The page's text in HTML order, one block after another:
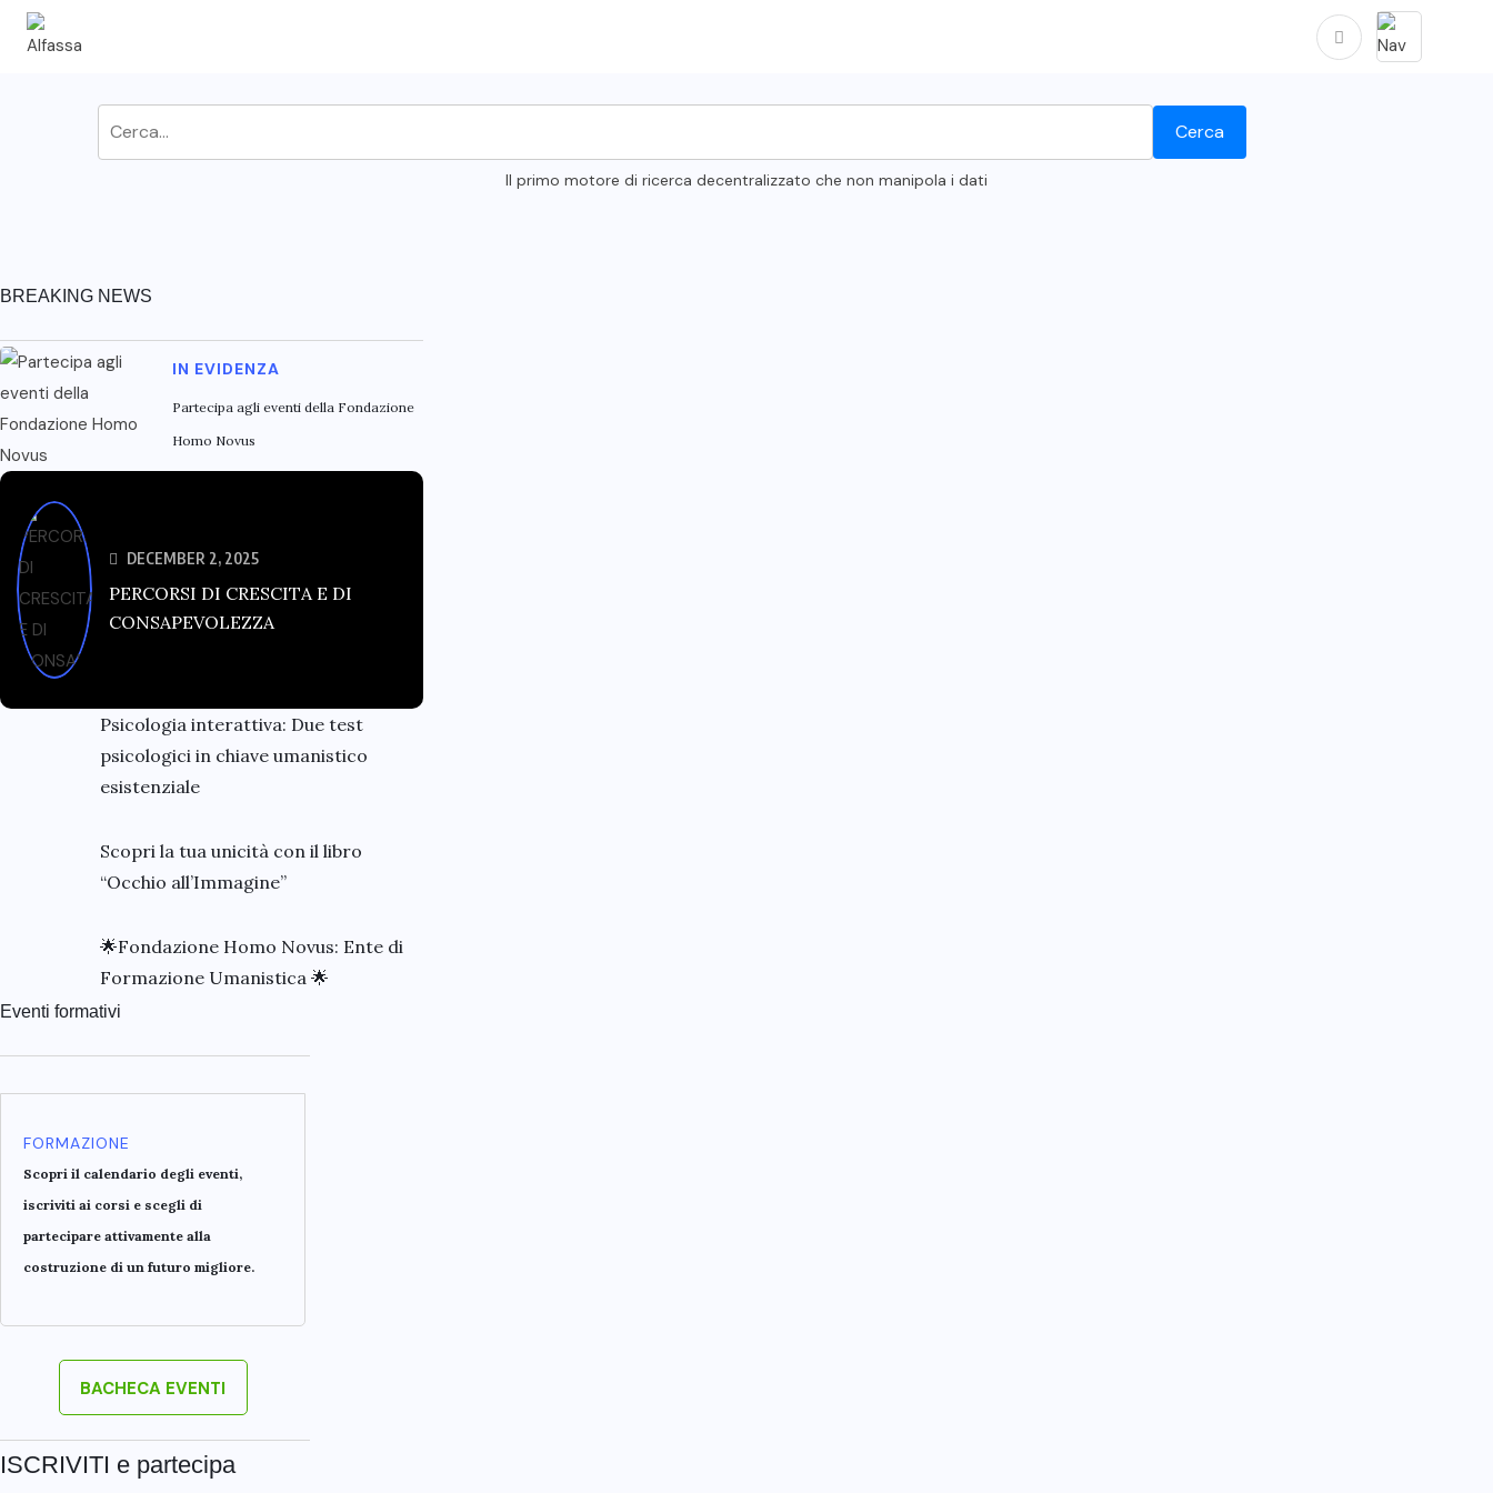
Il primo motore di ricerca decentralizzato che non manipola i dati
BREAKING NEWS
IN EVIDENZA
Partecipa agli eventi della Fondazione
Homo Novus
DECEMBER 2, 2025
PERCORSI DI CRESCITA E DI
CONSAPEVOLEZZA
Psicologia interattiva: Due test
psicologici in chiave umanistico
esistenziale
Scopri la tua unicità con il libro
“Occhio all’Immagine”
🌟Fondazione Homo Novus: Ente di
Formazione Umanistica 🌟
Eventi formativi
FORMAZIONE
Scopri il calendario degli eventi,
iscriviti ai corsi e scegli di
partecipare attivamente alla
costruzione di un futuro migliore.
BACHECA EVENTI
ISCRIVITI e partecipa